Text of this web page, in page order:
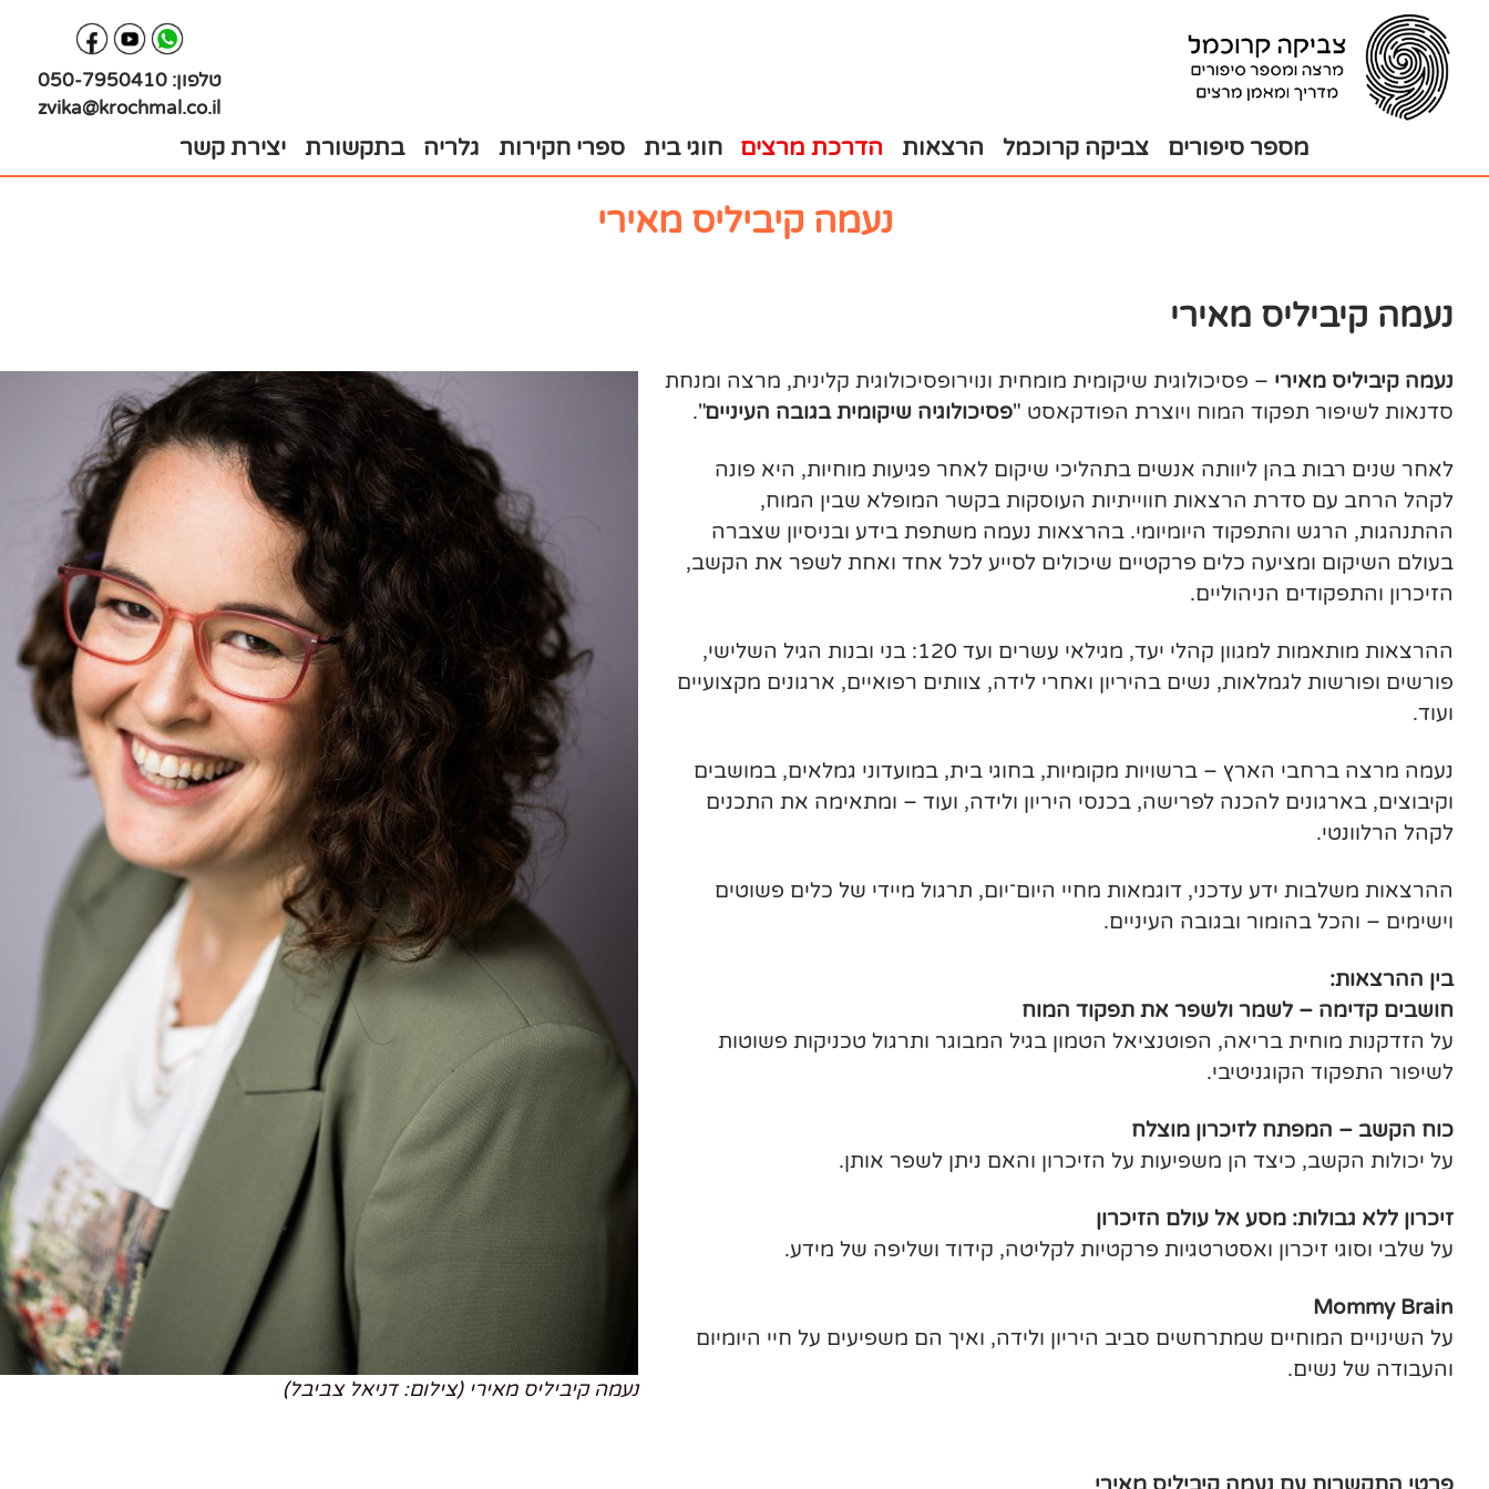
יצירת
קשר
עבור
לתוכן
מספר סיפורים צביקה קרוכמל הרצאות הדרכת מרצים חוגי בית ספרי חקירות גלריה בתקשורת יצירת קשר
טלפון:050-7950410
zvika@krochmal.co.il
נעמה קיביליס מאירי
נעמה קיביליס מאירי
נעמה קיביליס מאירי (צילום: דניאל צביבל)
נעמה קיביליס מאירי – פסיכולוגית שיקומית מומחית ונוירופסיכולוגית קלינית, מרצה ומנחת
סדנאות לשיפור תפקוד המוח ויוצרת הפודקאסט "פסיכולוגיה שיקומית בגובה העיניים".
לאחר שנים רבות בהן ליוותה אנשים בתהליכי שיקום לאחר פגיעות מוחיות, היא פונה
לקהל הרחב עם סדרת הרצאות חווייתיות העוסקות בקשר המופלא שבין המוח,
ההתנהגות, הרגש והתפקוד היומיומי. בהרצאות נעמה משתפת בידע ובניסיון שצברה
בעולם השיקום ומציעה כלים פרקטיים שיכולים לסייע לכל אחד ואחת לשפר את הקשב,
הזיכרון והתפקודים הניהוליים.
ההרצאות מותאמות למגוון קהלי יעד, מגילאי עשרים ועד 120: בני ובנות הגיל השלישי,
פורשים ופורשות לגמלאות, נשים בהיריון ואחרי לידה, צוותים רפואיים, ארגונים מקצועיים
ועוד.
נעמה מרצה ברחבי הארץ – ברשויות מקומיות, בחוגי בית, במועדוני גמלאים, במושבים
וקיבוצים, בארגונים להכנה לפרישה, בכנסי היריון ולידה, ועוד – ומתאימה את התכנים
לקהל הרלוונטי.
ההרצאות משלבות ידע עדכני, דוגמאות מחיי היום־יום, תרגול מיידי של כלים פשוטים
וישימים – והכל בהומור ובגובה העיניים.
בין ההרצאות:
חושבים קדימה – לשמר ולשפר את תפקוד המוח
על הזדקנות מוחית בריאה, הפוטנציאל הטמון בגיל המבוגר ותרגול טכניקות פשוטות
לשיפור התפקוד הקוגניטיבי.
כוח הקשב – המפתח לזיכרון מוצלח
על יכולות הקשב, כיצד הן משפיעות על הזיכרון והאם ניתן לשפר אותן.
זיכרון ללא גבולות: מסע אל עולם הזיכרון
על שלבי וסוגי זיכרון ואסטרטגיות פרקטיות לקליטה, קידוד ושליפה של מידע.
Mommy Brain
על השינויים המוחיים שמתרחשים סביב היריון ולידה, ואיך הם משפיעים על חיי היומיום
והעבודה של נשים.